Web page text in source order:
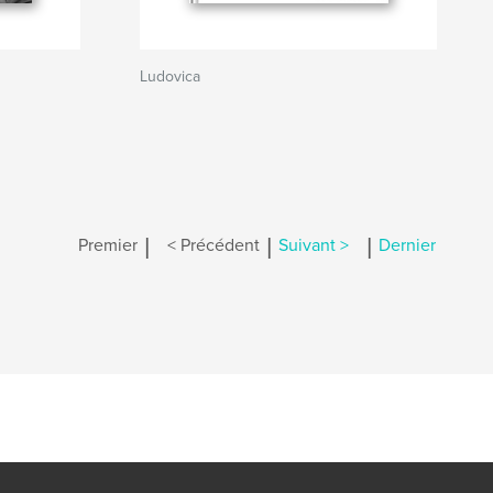
Ludovica
Premier | < Précédent | Suivant > | Dernier